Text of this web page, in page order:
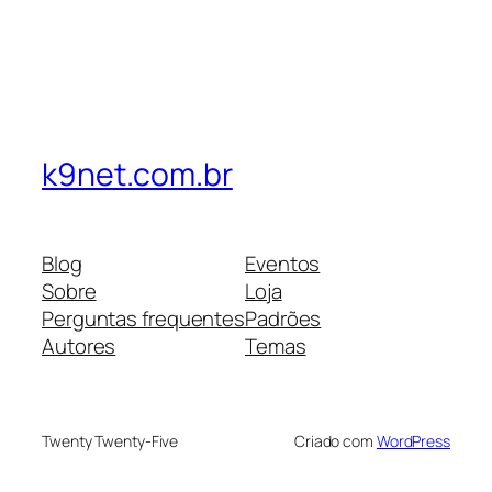
k9net.com.br
Blog
Sobre
Perguntas frequentes
Autores
Eventos
Loja
Padrões
Temas
Twenty Twenty-Five Criado com WordPress